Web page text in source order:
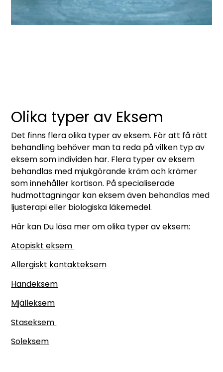
Olika typer av Eksem
Det finns flera olika typer av eksem. För att få rätt
behandling behöver man ta reda på vilken typ av
eksem som individen har. Flera typer av eksem
behandlas med mjukgörande kräm och krämer
som innehåller kortison. På specialiserade
hudmottagningar kan eksem även behandlas med
ljusterapi eller biologiska läkemedel.
Här kan Du läsa mer om olika typer av eksem:
Atopiskt eksem
Allergiskt kontakteksem
Handeksem
Mjälleksem
Staseksem
Soleksem